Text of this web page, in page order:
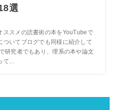
選
ススメの読書術の本をYouTubeで
ついてブログでも同様に紹介して
研究者でもあり、理系の本や論文
...